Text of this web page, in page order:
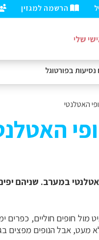
נסיעותבפורטוגל
הרשמה למגזין
שלי
האטלנטי
במערב. שניהם
חופים חוליים, כפרים
מעט, אבל הנופים מפצים